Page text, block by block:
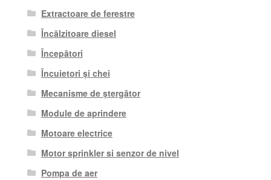
Extractoare de ferestre
Încălzitoare diesel
Începători
Încuietori și chei
Mecanisme de ștergător
Module de aprindere
Motoare electrice
Motor sprinkler si senzor de nivel
Pompa de aer